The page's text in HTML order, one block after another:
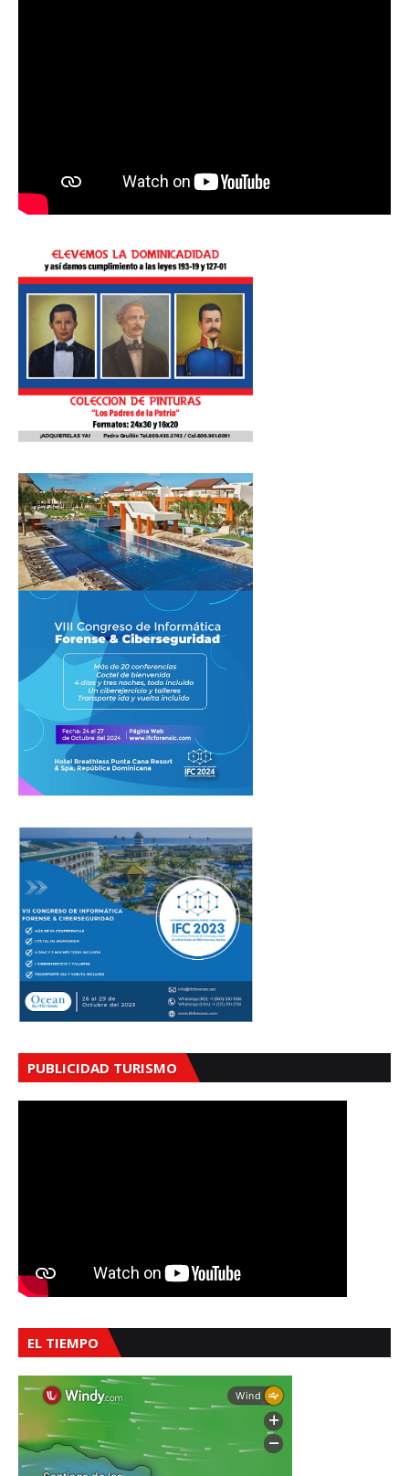
PUBLICIDAD TURISMO
EL TIEMPO